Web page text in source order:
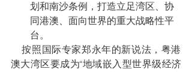
划和南沙条例，打造立足湾区、协
同港澳、面向世界的重大战略性平
台。
    按照国际专家郑永年的新说法，粤港
澳大湾区要成为“地域嵌入型世界级经济